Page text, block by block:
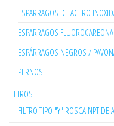
ESPARRAGOS DE ACERO
ESPARRAGOS
ESPÁRRAGOS NEGROS /
PERNOS
FILTROS
FILTRO TIPO "Y" ROSCA NPT DE